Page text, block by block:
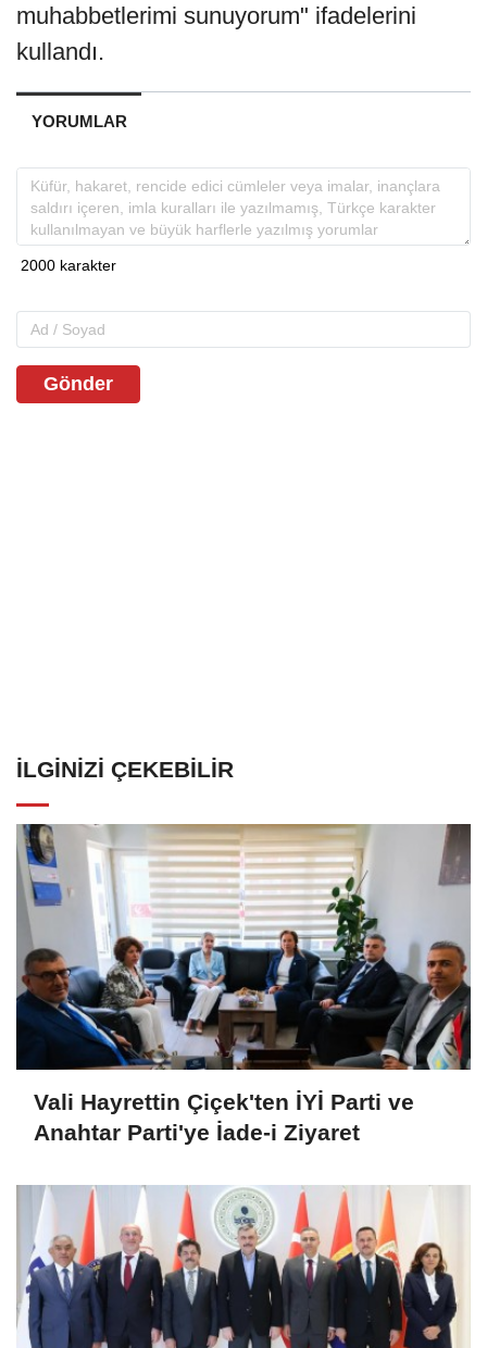
muhabbetlerimi sunuyorum" ifadelerini
kullandı.
YORUMLAR
Gönder
İLGINIZI ÇEKEBILIR
Vali Hayrettin Çiçek'ten İYİ Parti ve
Anahtar Parti'ye İade-i Ziyaret